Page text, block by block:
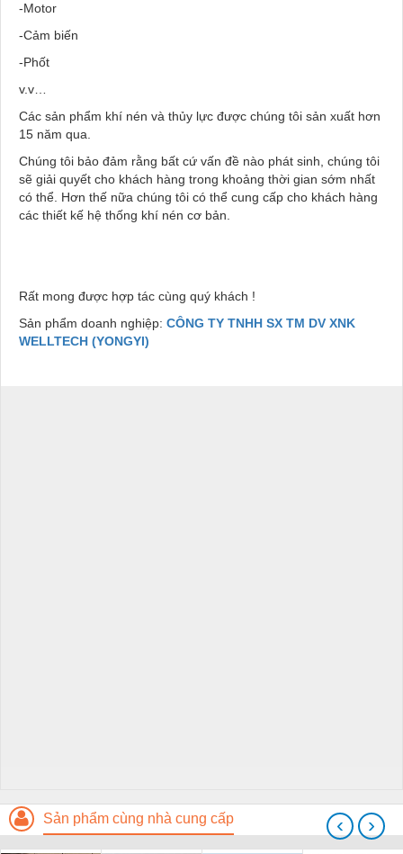
-Motor
-Cảm biến
-Phốt
v.v…
Các sản phẩm khí nén và thủy lực được chúng tôi sản xuất hơn
15 năm qua.
Chúng tôi bảo đảm rằng bất cứ vấn đề nào phát sinh, chúng tôi
sẽ giải quyết cho khách hàng trong khoảng thời gian sớm nhất
có thể. Hơn thế nữa chúng tôi có thể cung cấp cho khách hàng
các thiết kế hệ thống khí nén cơ bản.
Rất mong được hợp tác cùng quý khách !
Sản phẩm doanh nghiệp: CÔNG TY TNHH SX TM DV XNK
WELLTECH (YONGYI)
Sản phẩm cùng nhà cung cấp ‹ ›